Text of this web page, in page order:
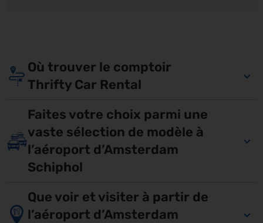
Où trouver le comptoir
Thrifty Car Rental
Faites votre choix parmi une
vaste sélection de modèle à
l’aéroport d’Amsterdam
Schiphol
Que voir et visiter à partir de
l’aéroport d’Amsterdam